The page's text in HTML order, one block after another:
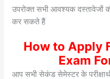
उपरोक्त सभी आवश्यक दस्तावेजों
कर सकते हैं
How to Apply
Exam
आप सभी सेकंड सेमेस्टर के